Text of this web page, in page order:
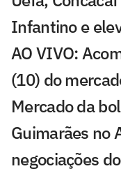
Infantino e
AO VIVO:
(10) do
Mercado da
Guimarães no
negociações